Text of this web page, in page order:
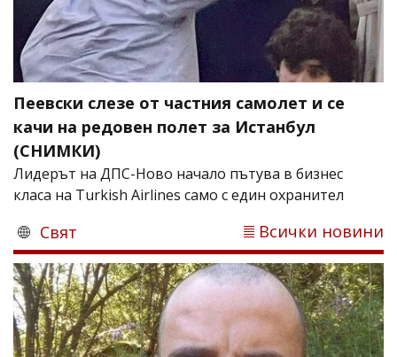
Пеевски слезе от частния самолет и се
качи на редовен полет за Истанбул
(СНИМКИ)
Лидерът на ДПС-Ново начало пътува в бизнес
класа на Turkish Airlines само с един охранител
Свят Всички новини